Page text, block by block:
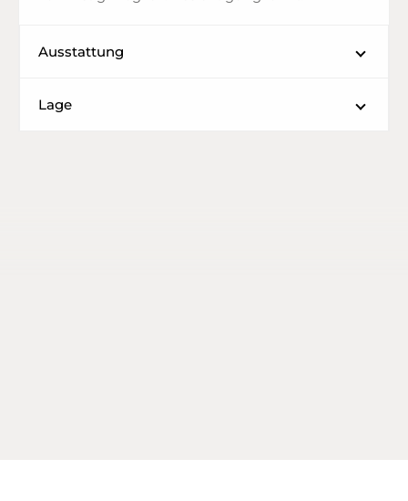
Ausstattung
Lage